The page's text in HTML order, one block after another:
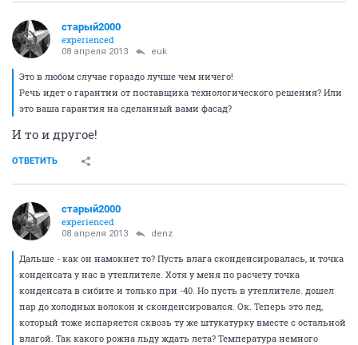
старый2000
experienced
08 апреля 2013 euk
Это в любом случае гораздо лучше чем ничего!
Речь идет о гарантии от поставщика технологического решения? Или
это ваша гарантия на сделанный вами фасад?
И то и другое!
ОТВЕТИТЬ
старый2000
experienced
08 апреля 2013 denz
Дальше - как он намокнет то? Пусть влага сконденсировалась, и точка
конденсата у нас в утеплителе. Хотя у меня по расчету точка
конденсата в сибите и только при -40. Но пусть в утеплителе. дошел
пар до холодных волокон и сконденсировался. Ок. Теперь это лед,
который тоже испаряется сквозь ту же штукатурку вместе с остальной
влагой. Так какого рожна льду ждать лета? Температура немного